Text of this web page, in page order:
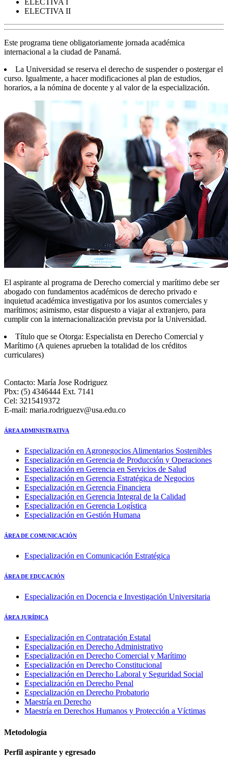
ELECTIVA I
ELECTIVA II
Este programa tiene obligatoriamente jornada académica
internacional a la ciudad de Panamá.
La Universidad se reserva el derecho de suspender o postergar el
curso. Igualmente, a hacer modificaciones al plan de estudios,
horarios, a la nómina de docente y al valor de la especialización.
El aspirante al programa de Derecho comercial y marítimo debe ser
abogado con fundamentos académicos de derecho privado e
inquietud académica investigativa por los asuntos comerciales y
marítimos; asimismo, estar dispuesto a viajar al extranjero, para
cumplir con la internacionalización prevista por la Universidad.
Título que se Otorga: Especialista en Derecho Comercial y
Marítimo (A quienes aprueben la totalidad de los créditos
curriculares)
Contacto: María Jose Rodriguez
Pbx: (5) 4346444 Ext. 7141
Cel: 3215419372
E-mail: maria.rodriguezv@usa.edu.co
ÁREA ADMINISTRATIVA
Especialización en Agronegocios Alimentarios Sostenibles
Especialización en Gerencia de Producción y Operaciones
Especialización en Gerencia en Servicios de Salud
Especialización en Gerencia Estratégica de Negocios
Especialización en Gerencia Financiera
Especialización en Gerencia Integral de la Calidad
Especialización en Gerencia Logística
Especialización en Gestión Humana
ÁREA DE COMUNICACIÓN
Especialización en Comunicación Estratégica
ÁREA DE EDUCACIÓN
Especialización en Docencia e Investigación Universitaria
ÁREA JURÍDICA
Especialización en Contratación Estatal
Especialización en Derecho Administrativo
Especialización en Derecho Comercial y Marítimo
Especialización en Derecho Constitucional
Especialización en Derecho Laboral y Seguridad Social
Especialización en Derecho Penal
Especialización en Derecho Probatorio
Maestría en Derecho
Maestría en Derechos Humanos y Protección a Víctimas
Metodología
Perfil aspirante y egresado